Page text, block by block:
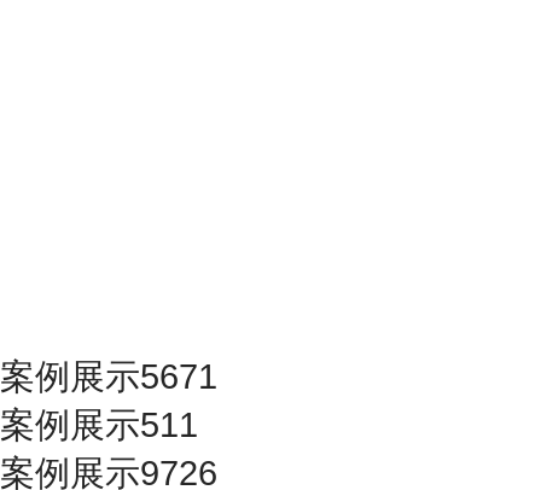
案例展示5671
案例展示511
案例展示9726